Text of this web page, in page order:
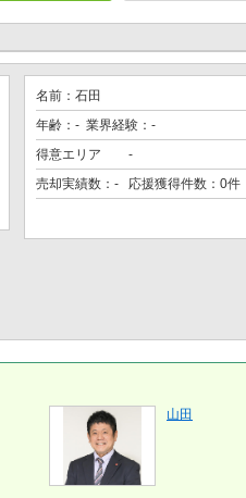
名前：石田
年齢：- 業界経験：-
得意エリア
-
売却実績数：- 応援獲得件数：0件
山田